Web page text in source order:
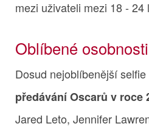
mezi uživateli mezi 18 - 24
Oblíbené
Dosud nejoblíbenější
předávání Oscarů v roce
Jared Leto, Jennifer